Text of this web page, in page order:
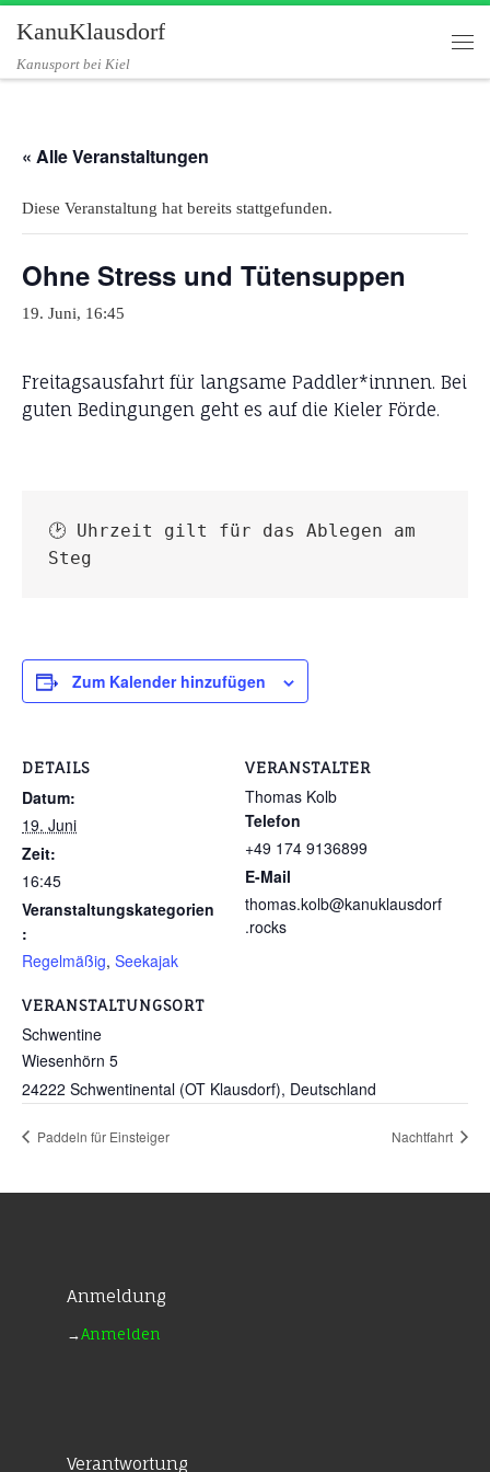
Zum Inhalt springen
KanuKlausdorf
Kanusport bei Kiel
« Alle Veranstaltungen
Diese Veranstaltung hat bereits stattgefunden.
Ohne Stress und Tütensuppen
19. Juni, 16:45
Freitagsausfahrt für langsame Paddler*innnen. Bei
guten Bedingungen geht es auf die Kieler Förde.
🕑 Uhrzeit gilt für das Ablegen am
Steg
Zum Kalender hinzufügen
DETAILS
Datum:
19. Juni
Zeit:
16:45
Veranstaltungskategorien
:
Regelmäßig, Seekajak
VERANSTALTUNGSORT
Schwentine
Wiesenhörn 5
24222 Schwentinental (OT Klausdorf), Deutschland
VERANSTALTER
Thomas Kolb
Telefon
+49 174 9136899
E-Mail
thomas.kolb@kanuklausdorf
.rocks
Paddeln für Einsteiger Nachtfahrt
Anmeldung
→Anmelden
Verantwortung